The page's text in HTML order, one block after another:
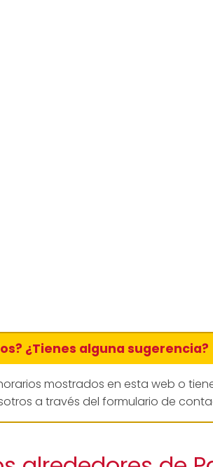
¿Tienes alguna sugerencia?
mostrados en esta web o
a través del formulario de